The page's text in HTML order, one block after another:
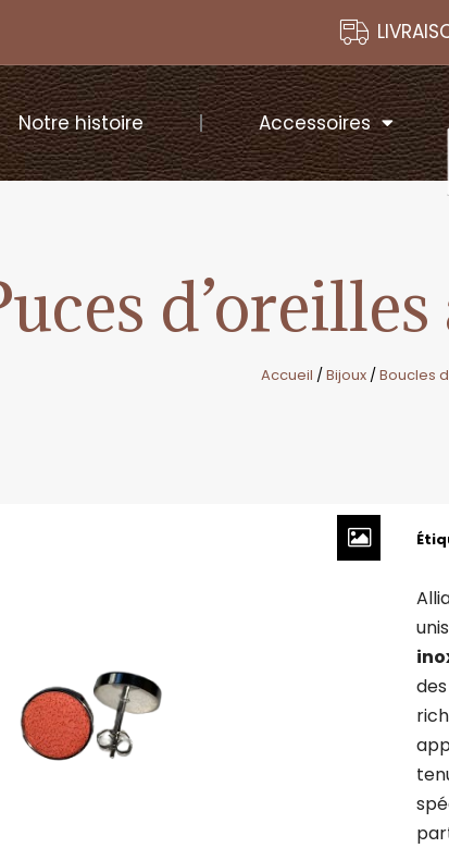
Notre histoire Accessoires
Accueil /Bijoux /Boucles
des